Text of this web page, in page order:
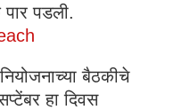
पडली.
बैठकीचे
हा दिवस